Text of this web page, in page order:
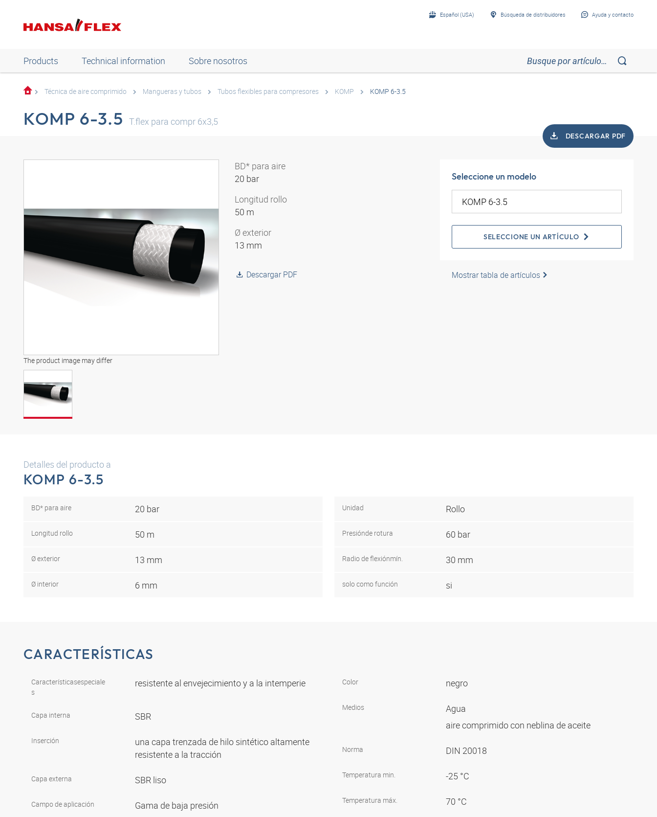
Español (USA) Búsqueda de distribuidores Ayuda y contacto
Products Technical information Sobre nosotros
Técnica de aire comprimido Mangueras y tubos Tubos flexibles para compresores KOMP KOMP 6-3.5
KOMP 6-3.5 T.flex para compr 6x3,5
DESCARGAR PDF
The product image may differ
BD* para aire
20 bar
Longitud rollo
50 m
Ø exterior
13 mm
Descargar PDF
Seleccione un modelo
SELECCIONE UN ARTÍCULO
Mostrar tabla de artículos
Detalles del producto a
KOMP 6-3.5
BD* para aire 20 bar
Longitud rollo 50 m
Ø exterior 13 mm
Ø interior 6 mm
Unidad Rollo
Presiónde rotura 60 bar
Radio de flexiónmín. 30 mm
solo como función si
CARACTERÍSTICAS
Característicasespeciale
s
resistente al envejecimiento y a la intemperie
Capa interna SBR
Inserción
una capa trenzada de hilo sintético altamente
resistente a la tracción
Capa externa SBR liso
Campo de aplicación
Gama de baja presión
Color negro
Medios
Agua
aire comprimido con neblina de aceite
Norma DIN 20018
Temperatura min. -25 °C
Temperatura máx. 70 °C